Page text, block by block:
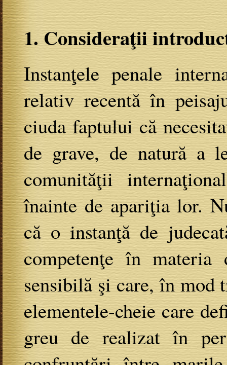
1. Consideraţii
Instanţele penale
relativ recentă în
ciuda faptului că
de grave, de natură a
comunităţii
înainte de apariţia lor.
că o instanţă de
competenţe în
sensibilă şi care, în mod
elementele-cheie care
greu de realizat în